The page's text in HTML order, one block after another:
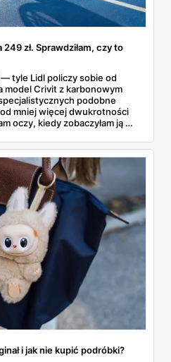
zł. Sprawdziłam, czy to
— tyle Lidl policzy sobie od
model Crivit z karbonowym
podobne
mniej więcej dwukrotności
oczy, kiedy zobaczyłam ją w
Polsce: kortów przybywa
szybciej. Sprawdziłam, co
i komu taka rakieta
i jak nie kupić podróbki?